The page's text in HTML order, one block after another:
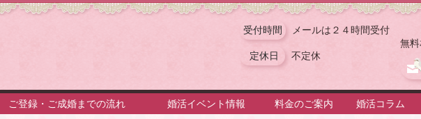
受付時間 メールは２４時間受付
定休日 不定休
無
ご登録・ご成婚までの流れ 婚活イベント情報 料金のご案内 婚活コラム